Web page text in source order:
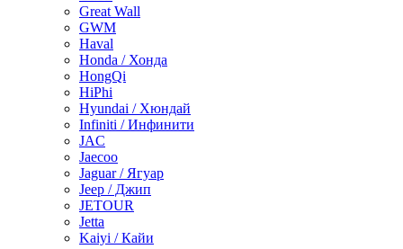
Great Wall
GWM
Haval
Honda / Хонда
HongQi
HiPhi
Hyundai / Хюндай
Infiniti / Инфинити
JAC
Jaecoo
Jaguar / Ягуар
Jeep / Джип
JETOUR
Jetta
Kaiyi / Кайи